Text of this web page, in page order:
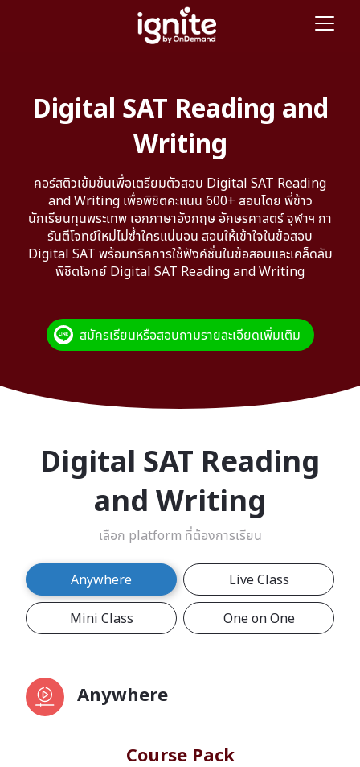
Digital SAT Reading and
Writing
คอร์สติวเข้มข้นเพื่อเตรียมตัวสอบ Digital SAT Reading
and Writing เพื่อพิชิตคะแนน 600+ สอนโดย พี่ข้าว
นักเรียนทุนพระเทพ เอกภาษาอังกฤษ อักษรศาสตร์ จุฬาฯ กา
รันตีโจทย์ใหม่ไม่ซ้ำใครแน่นอน สอนให้เข้าใจในข้อสอบ
Digital SAT พร้อมทริคการใช้ฟังค์ชั่นในข้อสอบและเคล็ดลับ
พิชิตโจทย์ Digital SAT Reading and Writing
สมัครเรียนหรือสอบถามรายละเอียดเพิ่มเติม
Digital SAT Reading
and Writing
เลือก platform ที่ต้องการเรียน
Anywhere Live Class
Mini Class One on One
Anywhere
Course Pack